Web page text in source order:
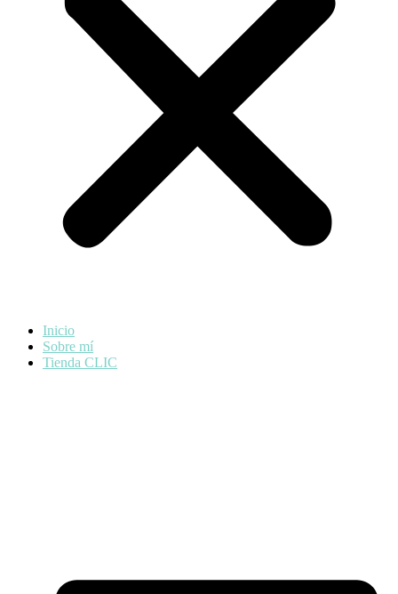
Inicio
Sobre mí
Tienda CLIC